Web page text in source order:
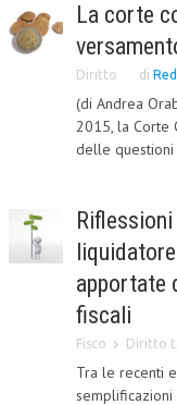
BROCHURE CE.S.E.D.
LA RIVISTA
LA RIVISTA
COMITATO
REDAZIONE
PEER REVIEW
AUTORI
La corte
Diritto di
(di Andrea
2015, la Corte
delle
apportate
fiscali
Fisco Diritto
Tra le recenti